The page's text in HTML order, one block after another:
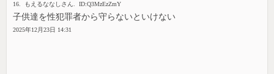
16. もえるななしさん. ID:Q3MzEzZmY
子供達を性犯罪者から守らないといけない
2025年12月23日 14:31